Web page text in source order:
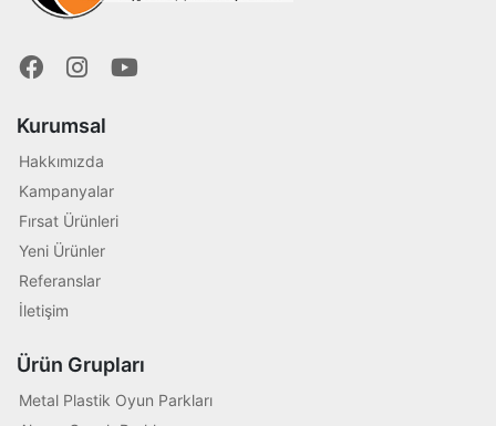
Kurumsal
Hakkımızda
Kampanyalar
Fırsat Ürünleri
Yeni Ürünler
Referanslar
İletişim
Ürün Grupları
Metal Plastik Oyun Parkları